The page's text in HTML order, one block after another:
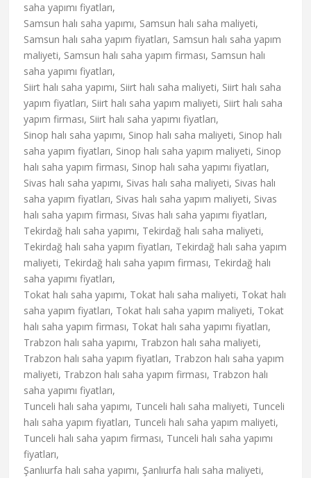
saha yapımı fiyatları,
Samsun halı saha yapımı, Samsun halı saha maliyeti,
Samsun halı saha yapım fiyatları, Samsun halı saha yapım
maliyeti, Samsun halı saha yapım firması, Samsun halı
saha yapımı fiyatları,
Siirt halı saha yapımı, Siirt halı saha maliyeti, Siirt halı saha
yapım fiyatları, Siirt halı saha yapım maliyeti, Siirt halı saha
yapım firması, Siirt halı saha yapımı fiyatları,
Sinop halı saha yapımı, Sinop halı saha maliyeti, Sinop halı
saha yapım fiyatları, Sinop halı saha yapım maliyeti, Sinop
halı saha yapım firması, Sinop halı saha yapımı fiyatları,
Sivas halı saha yapımı, Sivas halı saha maliyeti, Sivas halı
saha yapım fiyatları, Sivas halı saha yapım maliyeti, Sivas
halı saha yapım firması, Sivas halı saha yapımı fiyatları,
Tekirdağ halı saha yapımı, Tekirdağ halı saha maliyeti,
Tekirdağ halı saha yapım fiyatları, Tekirdağ halı saha yapım
maliyeti, Tekirdağ halı saha yapım firması, Tekirdağ halı
saha yapımı fiyatları,
Tokat halı saha yapımı, Tokat halı saha maliyeti, Tokat halı
saha yapım fiyatları, Tokat halı saha yapım maliyeti, Tokat
halı saha yapım firması, Tokat halı saha yapımı fiyatları,
Trabzon halı saha yapımı, Trabzon halı saha maliyeti,
Trabzon halı saha yapım fiyatları, Trabzon halı saha yapım
maliyeti, Trabzon halı saha yapım firması, Trabzon halı
saha yapımı fiyatları,
Tunceli halı saha yapımı, Tunceli halı saha maliyeti, Tunceli
halı saha yapım fiyatları, Tunceli halı saha yapım maliyeti,
Tunceli halı saha yapım firması, Tunceli halı saha yapımı
fiyatları,
Şanlıurfa halı saha yapımı, Şanlıurfa halı saha maliyeti,